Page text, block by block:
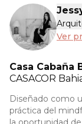
Ver
Casa Cabaña
CASACOR
Diseñado como
práctica del